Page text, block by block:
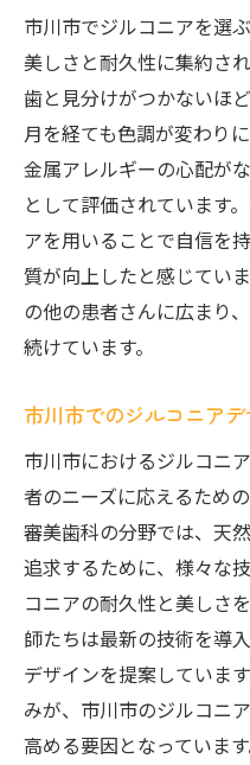
ジルコニア体験
ジルコニア体験
市川市でジルコ
ジルコニアの美し
ジルコニアの美
実用性と美しさ
市川市で学ぶ
旅先で見つける
ジルコニアの美
市川市でジルコニアを選
美しさと耐久性に集約さ
歯と見分けがつかないほ
月を経ても色調が変わり
金属アレルギーの心配が
として評価されています
アを用いることで自信を
質が向上したと感じてい
の他の患者さんに広まり
続けています。
市川市でのジルコニア
市川市におけるジルコニ
者のニーズに応えるため
審美歯科の分野では、天
追求するために、様々な
コニアの耐久性と美しさ
師たちは最新の技術を導
デザインを提案していま
みが、市川市のジルコニ
高める要因となっていま